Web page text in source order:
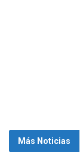
Más Noticias